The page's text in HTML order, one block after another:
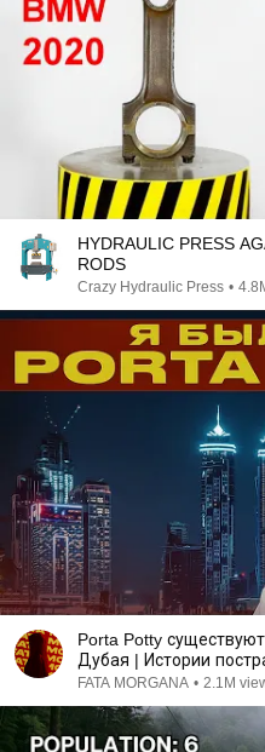
HYDRAULIC PRESS
RODS
Crazy Hydraulic Press •
Porta Potty
Дубая | Истории
MORGANA
FATA MORGANA • 2.1M